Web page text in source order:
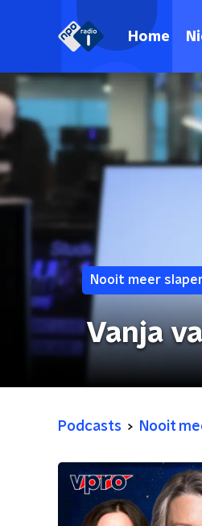
Home
Nooit meer
Vanja
Podcasts Nooit